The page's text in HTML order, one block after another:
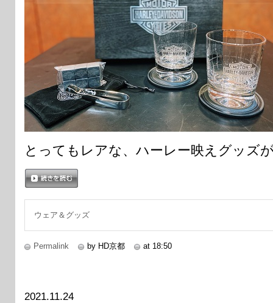
とってもレアな、ハーレー映えグッズ
ウェア＆グッズ
Permalink by HD京都 at 18:50
2021.11.24